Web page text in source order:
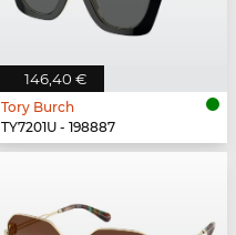
146,40 €
Tory Burch
TY7201U - 198887